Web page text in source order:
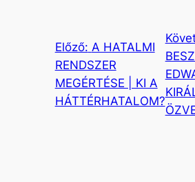
Előző: A HATALMI
RENDSZER
MEGÉRTÉSE | KI A
HÁTTÉRHATALOM?